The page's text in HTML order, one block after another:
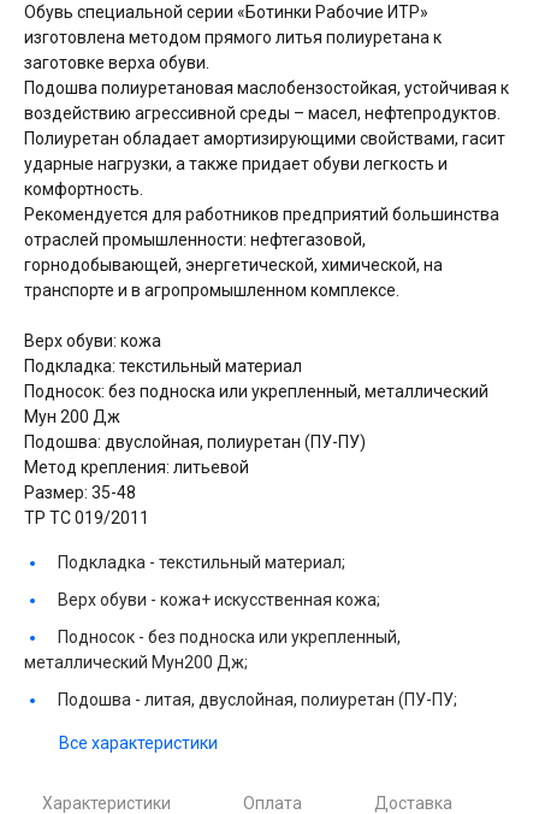
Обувь специальной серии «Ботинки Рабочие ИТР»
изготовлена методом прямого литья полиуретана к
заготовке верха обуви.
Подошва полиуретановая маслобензостойкая, устойчивая к
воздействию агрессивной среды – масел, нефтепродуктов.
Полиуретан обладает амортизирующими свойствами, гасит
ударные нагрузки, а также придает обуви легкость и
комфортность.
Рекомендуется для работников предприятий большинства
отраслей промышленности: нефтегазовой,
горнодобывающей, энергетической, химической, на
транспорте и в агропромышленном комплексе.
Верх обуви: кожа
Подкладка: текстильный материал
Подносок: без подноска или укрепленный, металлический
Мун 200 Дж
Подошва: двуслойная, полиуретан (ПУ-ПУ)
Метод крепления: литьевой
Размер: 35-48
ТР ТС 019/2011
Подкладка - текстильный материал;
Верх обуви - кожа+ искусственная кожа;
Подносок - без подноска или укрепленный,
металлический Мун200 Дж;
Подошва - литая, двуслойная, полиуретан (ПУ-ПУ;
Все характеристики
Характеристики Оплата Доставка